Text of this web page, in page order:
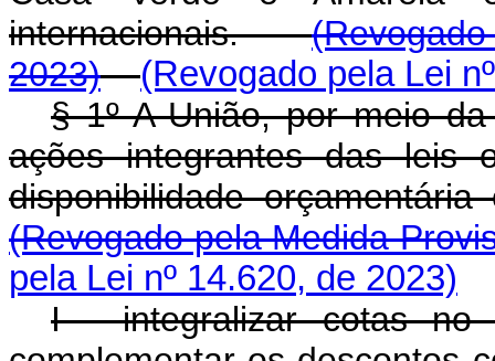
internacionais.
2023)
(Revogado pela Lei
§ 1º A União, por meio
ações integrantes das leis
disponibilidade
(Revogado pela Medida
pela Lei nº 14.620, de 2023)
I - integralizar cotas no